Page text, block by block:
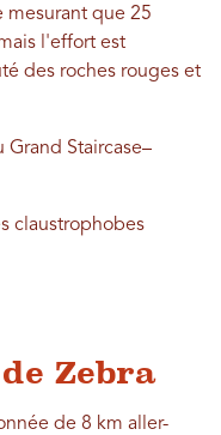
mesurant que 25
l'effort est
des roches rouges et
Grand Staircase–
claustrophobes
Zebra
de 8 km aller-